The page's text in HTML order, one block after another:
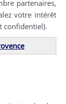
partenaires,
votre intérêt
confidentiel).